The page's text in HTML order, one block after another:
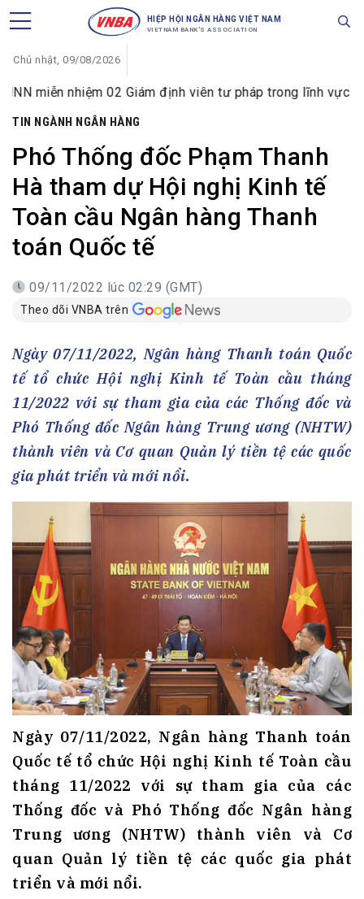
HIỆP HỘI NGÂN HÀNG VIỆT NAM
VIETNAM BANK'S ASSOCIATION
Chủ nhật, 09/08/2026
02 Giám định viên tư pháp trong lĩnh vực tiền tệ và
TIN NGÀNH NGÂN HÀNG
Phó Thống đốc Phạm Thanh
Hà tham dự Hội nghị Kinh tế
Toàn cầu Ngân hàng Thanh
toán Quốc tế
09/11/2022 lúc 02:29 (GMT)
Theo dõi VNBA trên
Ngày 07/11/2022, Ngân hàng Thanh toán Quốc
tế tổ chức Hội nghị Kinh tế Toàn cầu tháng
11/2022 với sự tham gia của các Thống đốc và
Phó Thống đốc Ngân hàng Trung ương (NHTW)
thành viên và Cơ quan Quản lý tiền tệ các quốc
gia phát triển và mới nổi.
Ngày 07/11/2022, Ngân hàng Thanh toán
Quốc tế tổ chức Hội nghị Kinh tế Toàn cầu
tháng 11/2022 với sự tham gia của các
Thống đốc và Phó Thống đốc Ngân hàng
Trung ương (NHTW) thành viên và Cơ
quan Quản lý tiền tệ các quốc gia phát
triển và mới nổi.